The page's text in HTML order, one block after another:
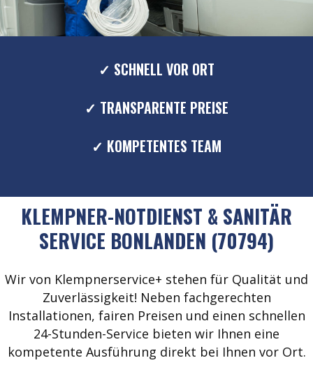
✓ SCHNELL VOR ORT
✓ TRANSPARENTE PREISE
✓ KOMPETENTES TEAM
KLEMPNER-NOTDIENST & SANITÄR
SERVICE BONLANDEN (70794)
Wir von Klempnerservice+ stehen für Qualität und
Zuverlässigkeit! Neben fachgerechten
Installationen, fairen Preisen und einen schnellen
24-Stunden-Service bieten wir Ihnen eine
kompetente Ausführung direkt bei Ihnen vor Ort.